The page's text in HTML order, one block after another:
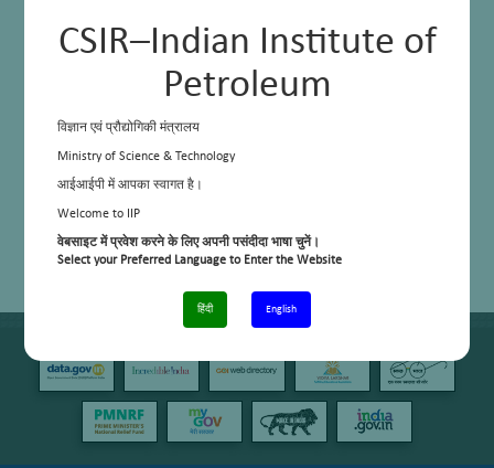
CSIR–Indian Institute of
Petroleum
विज्ञान एवं प्रौद्योगिकी मंत्रालय
Ministry of Science & Technology
आईआईपी में आपका स्वागत है।
Welcome to IIP
वेबसाइट में प्रवेश करने के लिए अपनी पसंदीदा भाषा चुनें।
Select your Preferred Language to Enter the Website
हिंदी English